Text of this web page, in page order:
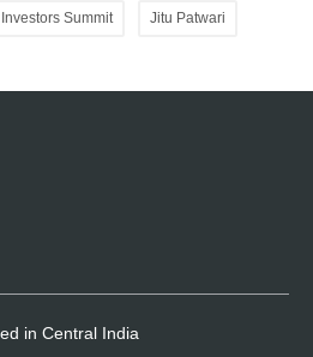
Summit Jitu Patwari
in Central India